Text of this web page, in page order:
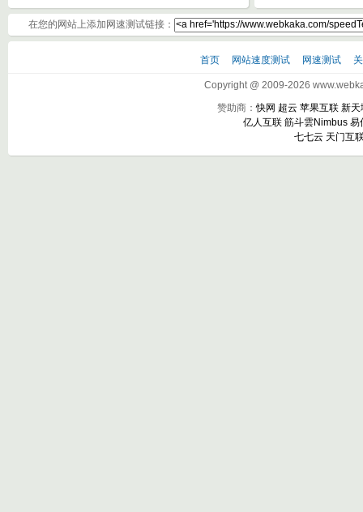
在您的网站上添加网速测试链接：
首页 网站速度测试 网速测试
Copyright @ 2009-2026
赞助商：快网 超云 苹果互联 新天
亿人互联 筋斗雲Nimbus 易
七七云 天门互